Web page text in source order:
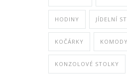
HODINY JÍDELNÍ
KOČÁRKY KOMODY
KONZOLOVÉ STOLKY